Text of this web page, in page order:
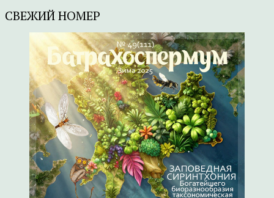
СВЕЖИЙ НОМЕР